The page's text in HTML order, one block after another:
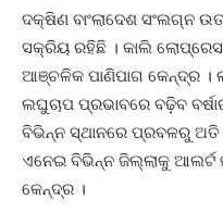
ଦକ୍ଷିଣ ବାଂଲାଦେଶ ସଂଲଗ୍ନ
ସକ୍ରିୟ ରହିଛି । କାଲି
ଆଞ୍ଚଳିକ ପାଣିପାଗ କେନ୍ଦ୍ର ।
ଲଘୁଚାପ ପ୍ରଭାବରେ ବଢ଼ିବ
ବିଭିନ୍ନ ସ୍ଥାନରେ ପ୍ରବଳରୁ ଅତି
ଏନେଇ ବିଭିନ୍ନ ଜିଲ୍ଲାକୁ ଆଲର୍ଟ
କେନ୍ଦ୍ର ।